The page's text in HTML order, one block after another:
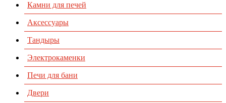
Камни для печей
Аксессуары
Тандыры
Электрокаменки
Печи для бани
Двери